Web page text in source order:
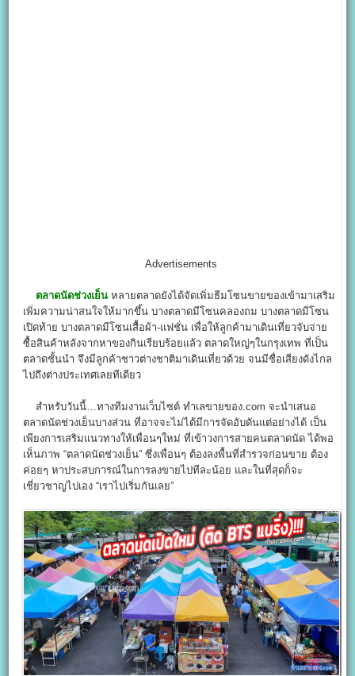
Advertisements
ตลาดนัดช่วงเย็น หลายตลาดยังได้จัดเพิ่มธีมโซนขายของเข้ามาเสริม
เพิ่มความน่าสนใจให้มากขึ้น บางตลาดมีโซนคลองถม บางตลาดมีโซน
เปิดท้าย บางตลาดมีโซนเสื้อผ้า-แฟชั่น เพื่อให้ลูกค้ามาเดินเที่ยวจับจ่าย
ซื้อสินค้าหลังจากหาของกินเรียบร้อยแล้ว ตลาดใหญ่ๆในกรุงเทพ ที่เป็น
ตลาดชั้นนำ จึงมีลูกค้าชาวต่างชาติมาเดินเที่ยวด้วย จนมีชื่อเสียงดังไกล
ไปถึงต่างประเทศเลยทีเดียว
สำหรับวันนี้…ทางทีมงานเว็บไซต์ ทำเลขายของ.com จะนำเสนอ
ตลาดนัดช่วงเย็นบางส่วน ที่อาจจะไม่ได้มีการจัดอับดันแต่อย่างได้ เป็น
เพียงการเสริมแนวทางให้เพื่อนๆใหม่ ที่เข้าวงการสายคนตลาดนัด ได้พอ
เห็นภาพ “ตลาดนัดช่วงเย็น” ซึ่งเพื่อนๆ ต้องลงพื้นที่สำรวจก่อนขาย ต้อง
ค่อยๆ หาประสบการณ์ในการลงขายไปทีละน้อย และในที่สุดก็จะ
เชี่ยวชาญไปเอง “เราไปเริ่มกันเลย”